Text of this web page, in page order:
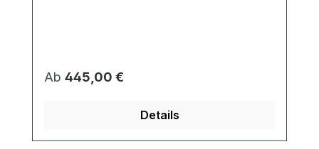
Die Frontplatte ist thermisch getrennt, so
dass keine Kältebrücken entstehen
beträgt 60mm. Auf Anfrage kann dieser
aber auch vergrößert werden.
Regulärer Preis:
Ab 445,00 €
Details